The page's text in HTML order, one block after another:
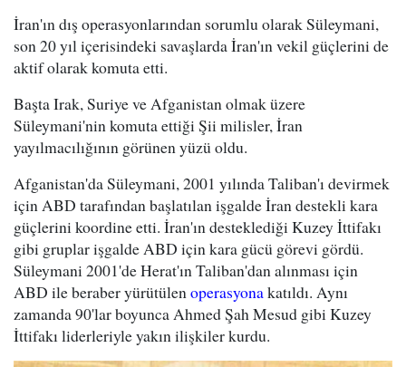
İran'ın dış operasyonlarından sorumlu olarak Süleymani,
son 20 yıl içerisindeki savaşlarda İran'ın vekil güçlerini de
aktif olarak komuta etti.
Başta Irak, Suriye ve Afganistan olmak üzere
Süleymani'nin komuta ettiği Şii milisler, İran
yayılmacılığının görünen yüzü oldu.
Afganistan'da Süleymani, 2001 yılında Taliban'ı devirmek
için ABD tarafından başlatılan işgalde İran destekli kara
güçlerini koordine etti. İran'ın desteklediği Kuzey İttifakı
gibi gruplar işgalde ABD için kara gücü görevi gördü.
Süleymani 2001'de Herat'ın Taliban'dan alınması için
ABD ile beraber yürütülenoperasyonakatıldı. Aynı
zamanda 90'lar boyunca Ahmed Şah Mesud gibi Kuzey
İttifakı liderleriyle yakın ilişkiler kurdu.